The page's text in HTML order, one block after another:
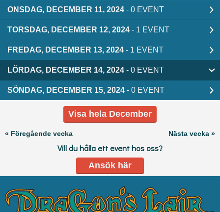
ONSDAG, DECEMBER 11, 2024 - 0 EVENT
TORSDAG, DECEMBER 12, 2024 - 1 EVENT
FREDAG, DECEMBER 13, 2024 - 1 EVENT
LÖRDAG, DECEMBER 14, 2024 - 0 EVENT
SÖNDAG, DECEMBER 15, 2024 - 0 EVENT
Visa hela December
« Föregående vecka Nästa vecka »
Vill du hålla ett event hos oss?
Ansök här